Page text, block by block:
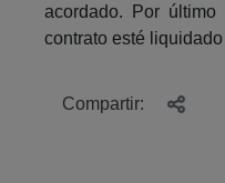
acordado. Por último
contrato esté
Compartir: